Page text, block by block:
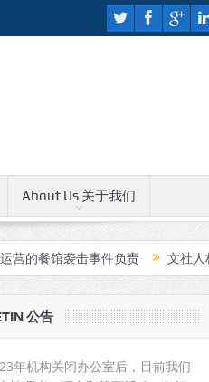
About Us 关于我们
事件负责 文社人权教育中心无
公告
年机构关闭办公室后，目前我们